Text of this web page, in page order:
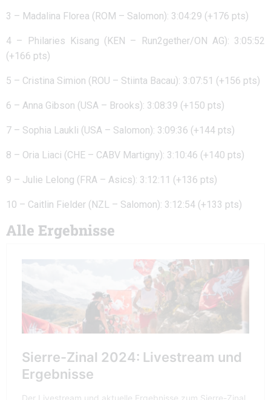
3 – Madalina Florea (ROM – Salomon): 3:04:29 (+176 pts)
4 – Philaries Kisang (KEN – Run2gether/ON AG): 3:05:52
(+166 pts)
5 – Cristina Simion (ROU – Stiinta Bacau): 3:07:51 (+156 pts)
6 – Anna Gibson (USA – Brooks): 3:08:39 (+150 pts)
7 – Sophia Laukli (USA – Salomon): 3:09:36 (+144 pts)
8 – Oria Liaci (CHE – CABV Martigny): 3:10:46 (+140 pts)
9 – Julie Lelong (FRA – Asics): 3:12:11 (+136 pts)
10 – Caitlin Fielder (NZL – Salomon): 3:12:54 (+133 pts)
Alle Ergebnisse